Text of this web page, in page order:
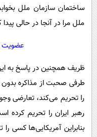
ساختمان سازمان ملل
ملل مرا در آنجا در حالی
عضویت
ظریف همچنین در پاسخ به این
طرفی صحبت از مذاکره بدون
را تحریم می‌کند، تعارضی
رهبر ایران را تحریم کرده
بنابراین آمریکایی‌ها کسی